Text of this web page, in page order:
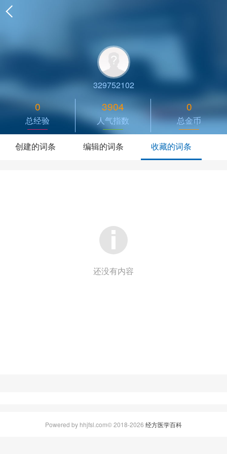
329752102
0
总经验
3904
人气指数
0
总金币
创建的词条 编辑的词条 收藏的词条
还没有内容
Powered by hhjfsl.com© 2018-2026 经方医学百科